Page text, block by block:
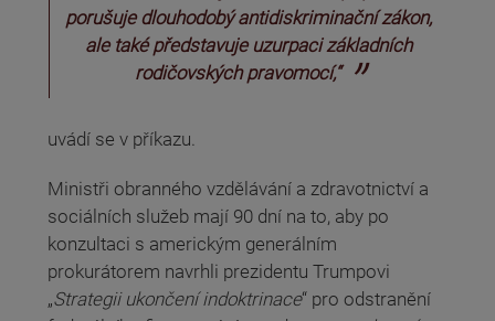
porušuje dlouhodobý antidiskriminační zákon,
ale také představuje uzurpaci základních
rodičovských pravomocí,“
uvádí se v příkazu.
Ministři obranného vzdělávání a zdravotnictví a
sociálních služeb mají 90 dní na to, aby po
konzultaci s americkým generálním
prokurátorem navrhli prezidentu Trumpovi
„Strategii ukončení indoktrinace“ pro odstranění